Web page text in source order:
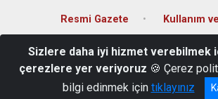
Resmi Gazete Kullanım
Kültür Mah. Zübeyde Hanım Caddesi
Valilik Santral :0(424) 237 45 99 Özel
Sizlere daha iyi hizmet verebilmek
çerezlere yer veriyoruz 🍪 Çerez
bilgi edinmek için tıklayınız